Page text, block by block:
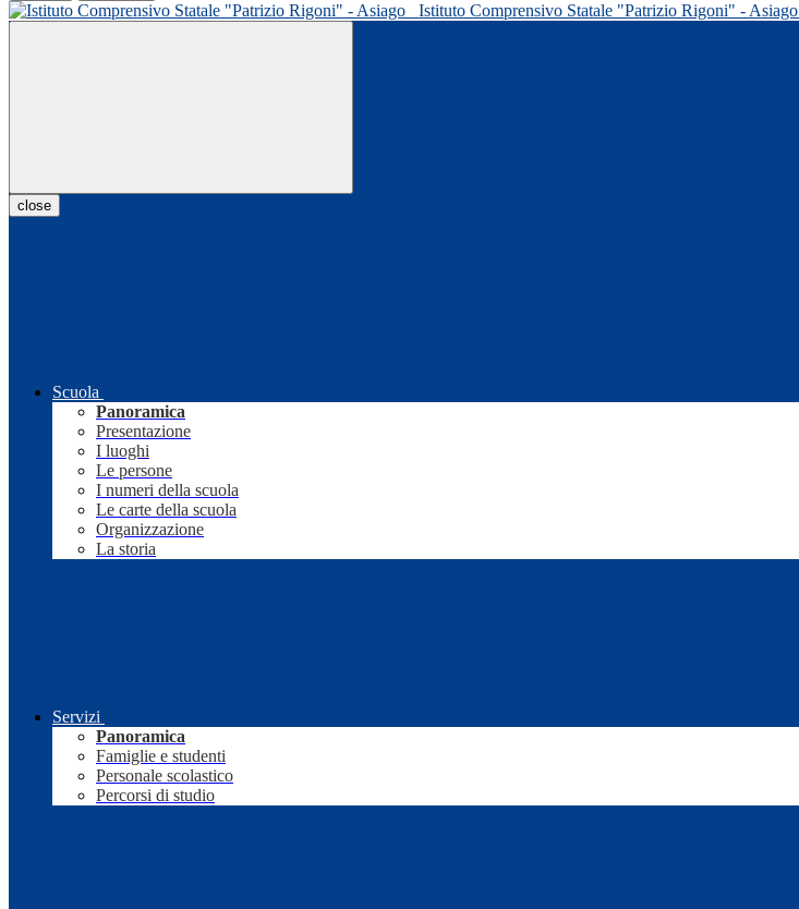
Istituto Comprensivo Statale "Patrizio Rigoni" - Asiago
close
Scuola
Panoramica
Presentazione
I luoghi
Le persone
I numeri della scuola
Le carte della scuola
Organizzazione
La storia
Servizi
Panoramica
Famiglie e studenti
Personale scolastico
Percorsi di studio